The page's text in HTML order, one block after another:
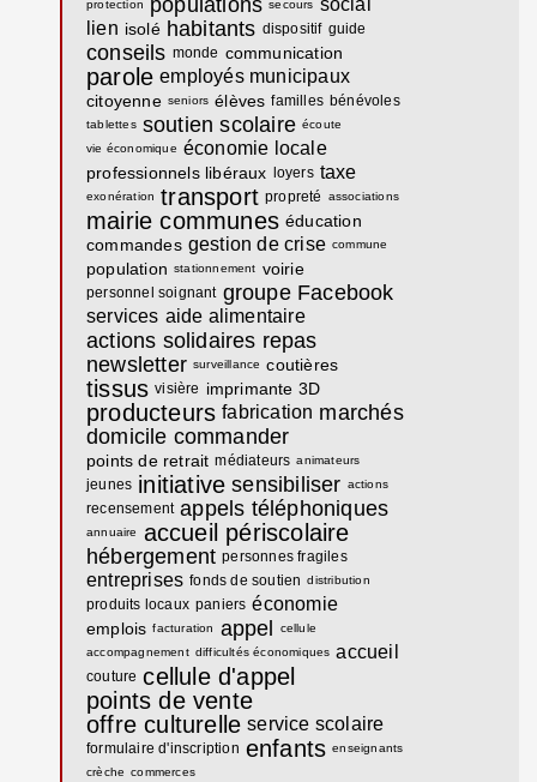
protection secours
lien isolé habitants dispositif guide
conseils monde communication
parole employés municipaux
citoyenne seniors élèves familles bénévoles
tablettes soutien scolaire écoute
vie économique économie locale
professionnels libéraux loyers taxe
exonération transport propreté associations
mairie communes éducation
commandes gestion de crise commune
population stationnement voirie
personnel soignant groupe Facebook
services aide alimentaire
actions solidaires repas
newsletter surveillance coutières
tissus visière imprimante 3D
producteurs fabrication marchés
domicile commander
points de retrait médiateurs animateurs
jeunes initiative sensibiliser actions
recensement appels téléphoniques
annuaire accueil périscolaire
hébergement personnes fragiles
entreprises fonds de soutien distribution
produits locaux paniers économie
emplois facturation appel
cellule
accompagnement difficultés économiques accueil
couture cellule d'appel
points de vente
offre culturelle service scolaire
formulaire d'inscription enfants enseignants
crèche commerces